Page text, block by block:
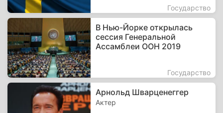
Государство
В Нью-Йорке открылась
сессия Генеральной
Ассамблеи ООН 2019
Государство
Арнольд Шварценеггер
Актер